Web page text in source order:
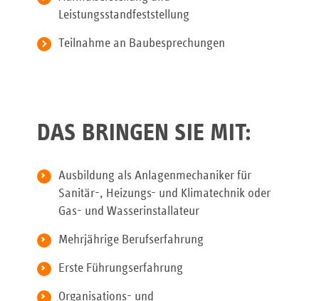
Leistungsstandfeststellung
Teilnahme an Baubesprechungen
DAS BRINGEN SIE MIT:
Ausbildung als Anlagenmechaniker für
Sanitär-, Heizungs- und Klimatechnik oder
Gas- und Wasserinstallateur
Mehrjährige Berufserfahrung
Erste Führungserfahrung
Organisations- und